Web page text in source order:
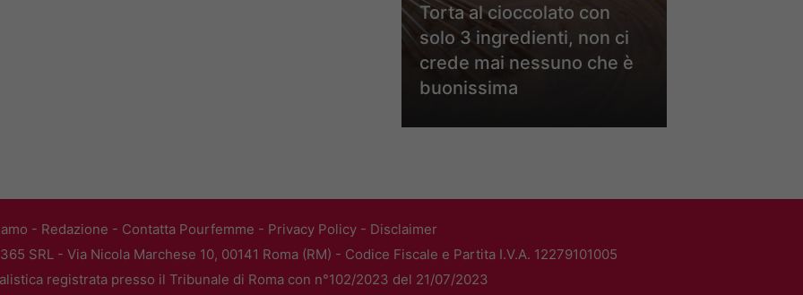
Torta al cioccolato con
solo 3 ingredienti, non ci
crede mai nessuno che è
buonissima
- Redazione - Contatta Pourfemme - Privacy Policy- Disclaimer
SRL - Via Nicola Marchese 10, 00141 Roma (RM) - Codice Fiscale e Partita I.V.A. 12279101005
registrata presso il Tribunale di Roma con n°102/2023 del 21/07/2023